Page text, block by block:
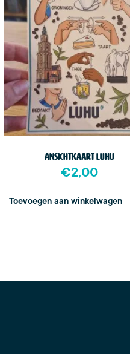
Ansichtkaart Luhu
€2,00
Toevoegen aan winkelwagen